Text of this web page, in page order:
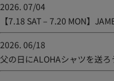
2026. 07/04
【7.18 SAT – 7.20 MON】
2026. 06/18
父の日にALOHAシャツを送ろ